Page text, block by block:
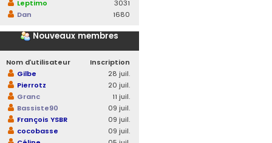
Leptimo
3031
Dan
1680
Nouveaux membres
Nom d’utilisateur
Inscription
Gilbe
28 juil.
Pierrotz
20 juil.
Granc
11 juil.
Bassiste90
09 juil.
François YSBR
09 juil.
cocobasse
09 juil.